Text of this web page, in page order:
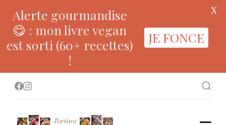
Alerte gourmandise
😋 : mon livre vegan
est sorti (60+ recettes)
!
JE FONCE
X